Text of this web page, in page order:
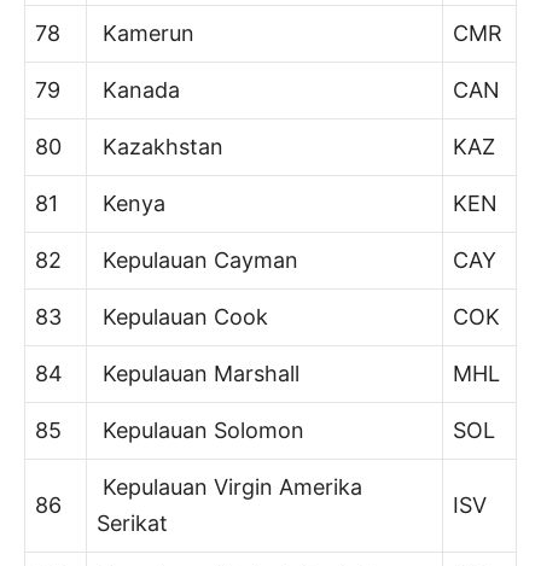
78 Kamerun CMR
79 Kanada CAN
80 Kazakhstan KAZ
81 Kenya KEN
82 Kepulauan Cayman CAY
83 Kepulauan Cook COK
84 Kepulauan Marshall MHL
85 Kepulauan Solomon SOL
86
Kepulauan Virgin Amerika
Serikat
ISV